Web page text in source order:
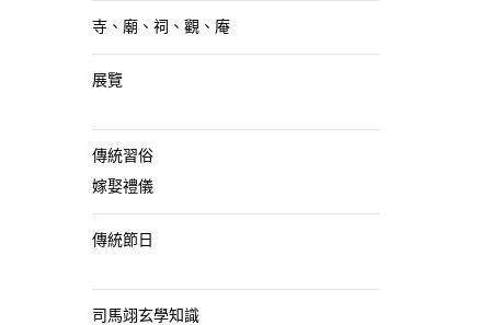
寺、廟、祠、觀、庵
展覽
傳統習俗
嫁娶禮儀
傳統節日
司馬翊玄學知識